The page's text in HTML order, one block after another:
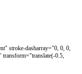
stroke-dasharray="0, 0, 0,
transform="translate(-0.5,